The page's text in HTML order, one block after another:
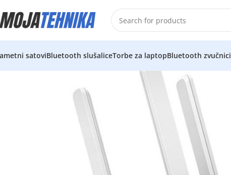
satoviBluetooth slušaliceTorbe za laptopBluetooth zvučnici